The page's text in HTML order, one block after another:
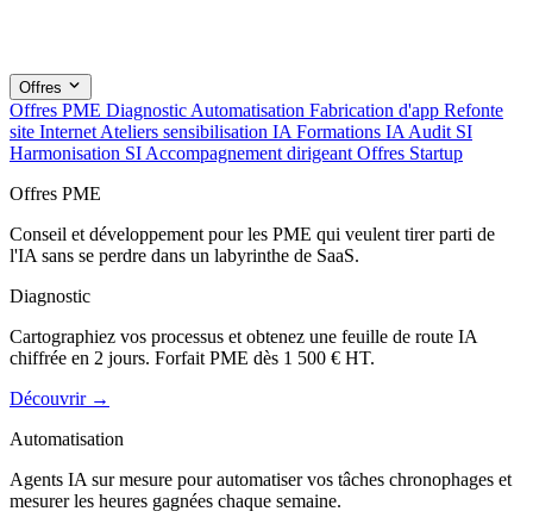
Offres
Offres PME Diagnostic Automatisation Fabrication d'app Refonte
site Internet Ateliers sensibilisation IA Formations IA Audit SI
Harmonisation SI Accompagnement dirigeant Offres Startup
Offres PME
Conseil et développement pour les PME qui veulent tirer parti de
l'IA sans se perdre dans un labyrinthe de SaaS.
Diagnostic
Cartographiez vos processus et obtenez une feuille de route IA
chiffrée en 2 jours. Forfait PME dès 1 500 € HT.
Découvrir →
Automatisation
Agents IA sur mesure pour automatiser vos tâches chronophages et
mesurer les heures gagnées chaque semaine.